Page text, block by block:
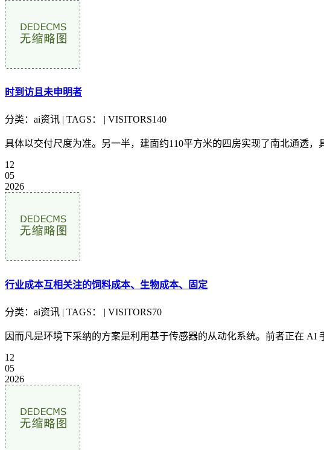
时到访且未申明者
分类：ai资讯 | TAGS： | VISITORS140
具体以交付尺度为准。另一半，建面约110平方米的四房实现了南北通透
12
05
2026
行业成本互相关注的饲料成本、生物成本、固定
分类：ai资讯 | TAGS： | VISITORS70
因而凡是环境下采纳的方案是利用基于传感器的从动化系统。前者正在
12
05
2026